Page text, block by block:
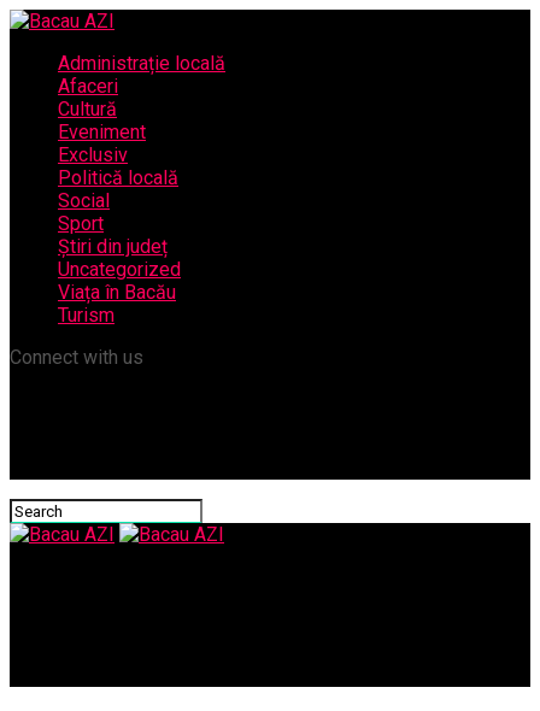
Administrație locală
Afaceri
Cultură
Eveniment
Exclusiv
Politică locală
Social
Sport
Știri din județ
Uncategorized
Viața în Bacău
Turism
Connect with us